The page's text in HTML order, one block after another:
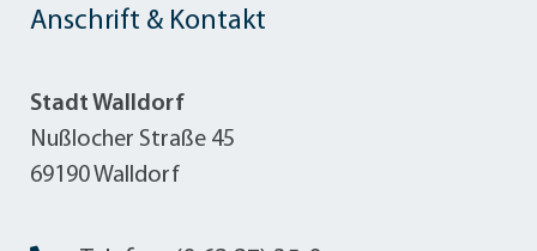
Anschrift & Kontakt
Stadt Walldorf
Nußlocher Straße 45
69190 Walldorf